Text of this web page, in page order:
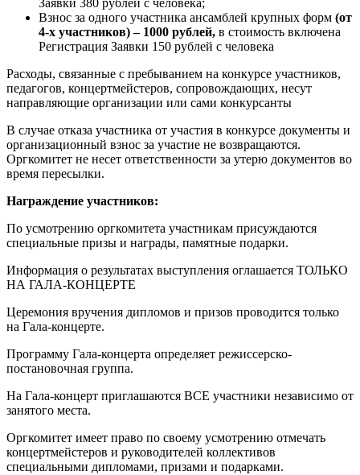
Взнос за одного участника ансамблей крупных форм (от
4-х участников) – 1000 рублей, в стоимость включена
Регистрация Заявки 150 рублей с человека
Расходы, связанные с пребыванием на конкурсе участников,
педагогов, концертмейстеров, сопровождающих, несут
направляющие организации или сами конкурсанты
В случае отказа участника от участия в конкурсе документы и
организационный взнос за участие не возвращаются.
Оргкомитет не несет ответственности за утерю документов во
время пересылки.
Награждение участников:
По усмотрению оргкомитета участникам присуждаются
специальные призы и награды, памятные подарки.
Информация о результатах выступления оглашается ТОЛЬКО
НА ГАЛА-КОНЦЕРТЕ
Церемония вручения дипломов и призов проводится только
на Гала-концерте.
Программу Гала-концерта определяет режиссерско-
постановочная группа.
На Гала-концерт приглашаются ВСЕ участники независимо от
занятого места.
Оргкомитет имеет право по своему усмотрению отмечать
концертмейстеров и руководителей коллективов
специальными дипломами, призами и подарками.